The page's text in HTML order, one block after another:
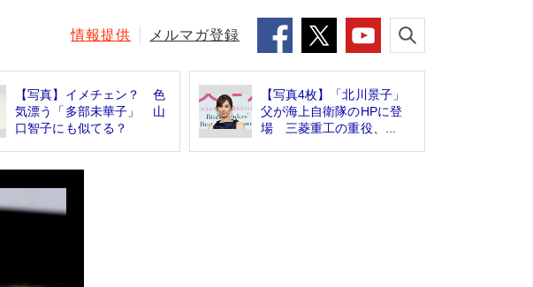
情報提供 メルマガ登録
【写真】イメチェン？ 色
気漂う「多部未華子」 山
口智子にも似てる？
【写真4枚】「北川景子」
父が海上自衛隊のHPに登
場 三菱重工の重役、...